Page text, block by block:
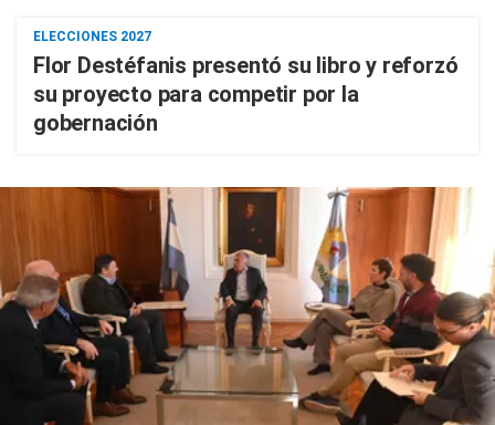
ELECCIONES 2027
Flor Destéfanis presentó su libro y reforzó
su proyecto para competir por la
gobernación